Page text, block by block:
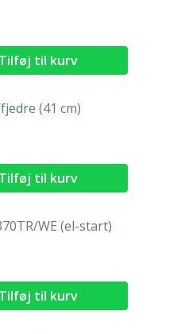
(41 cm)
WE (el-start)